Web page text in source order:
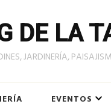
DE LA
JARDINERÍA,
EVENTOS